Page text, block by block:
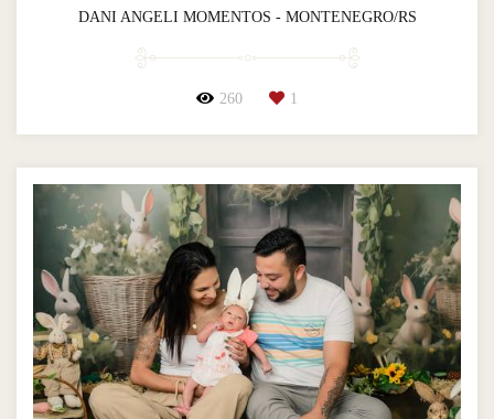
DANI ANGELI MOMENTOS - MONTENEGRO/RS
260 1